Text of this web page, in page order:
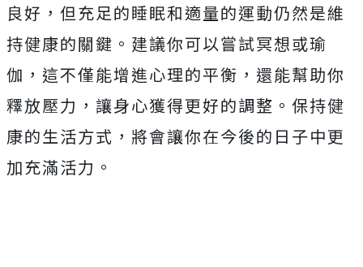
良好，但充足的睡眠和適量的運動仍然是維
持健康的關鍵。建議你可以嘗試冥想或瑜
伽，這不僅能增進心理的平衡，還能幫助你
釋放壓力，讓身心獲得更好的調整。保持健
康的生活方式，將會讓你在今後的日子中更
加充滿活力。